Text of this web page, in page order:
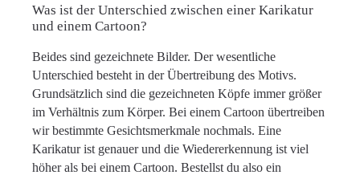
Was ist der Unterschied zwischen einer Karikatur
und einem Cartoon?
Beides sind gezeichnete Bilder. Der wesentliche
Unterschied besteht in der Übertreibung des Motivs.
Grundsätzlich sind die gezeichneten Köpfe immer größer
im Verhältnis zum Körper. Bei einem Cartoon übertreiben
wir bestimmte Gesichtsmerkmale nochmals. Eine
Karikatur ist genauer und die Wiedererkennung ist viel
höher als bei einem Cartoon. Bestellst du also ein